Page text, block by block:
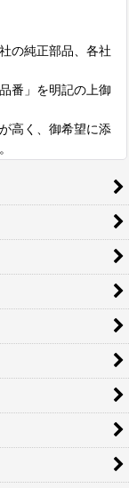
の純正部品、各社
番」を明記の上御
高く、御希望に添